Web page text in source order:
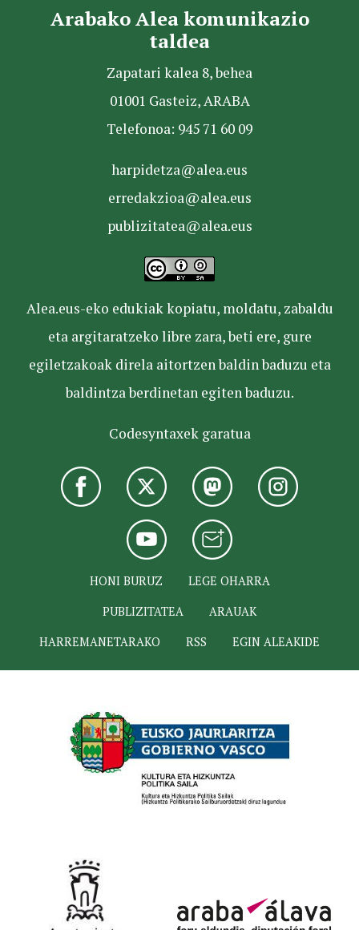
Arabako Alea komunikazio
taldea
Zapatari kalea 8, behea
01001 Gasteiz, ARABA
Telefonoa: 945 71 60 09
harpidetza@alea.eus
erredakzioa@alea.eus
publizitatea@alea.eus
Alea.eus-eko edukiak kopiatu, moldatu, zabaldu
eta argitaratzeko libre zara, beti ere, gure
egiletzakoak direla aitortzen baldin baduzu eta
baldintza berdinetan egiten baduzu.
Codesyntaxek garatua
HONI BURUZ
LEGE OHARRA
PUBLIZITATEA
ARAUAK
HARREMANETARAKO
RSS EGIN ALEAKIDE